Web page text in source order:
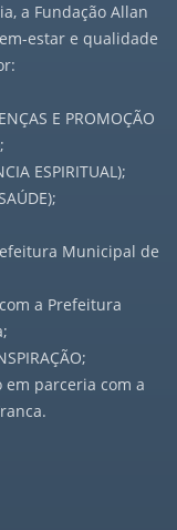
a Fundação Allan
estar e qualidade
E PROMOÇÃO
ESPIRITUAL);
Municipal de
a Prefeitura
em parceria com a